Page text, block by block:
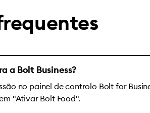
a Bolt Business?
no painel de controlo Bolt for
"Ativar Bolt Food".